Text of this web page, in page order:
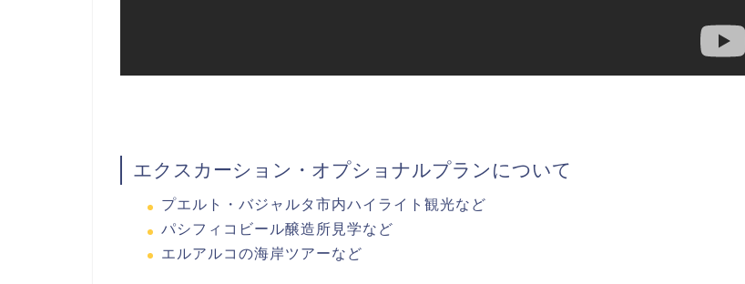
エクスカーション・オプショナルプランについて
プエルト・バジャルタ市内ハイライト観光など
パシフィコビール醸造所見学など
エルアルコの海岸ツアーなど